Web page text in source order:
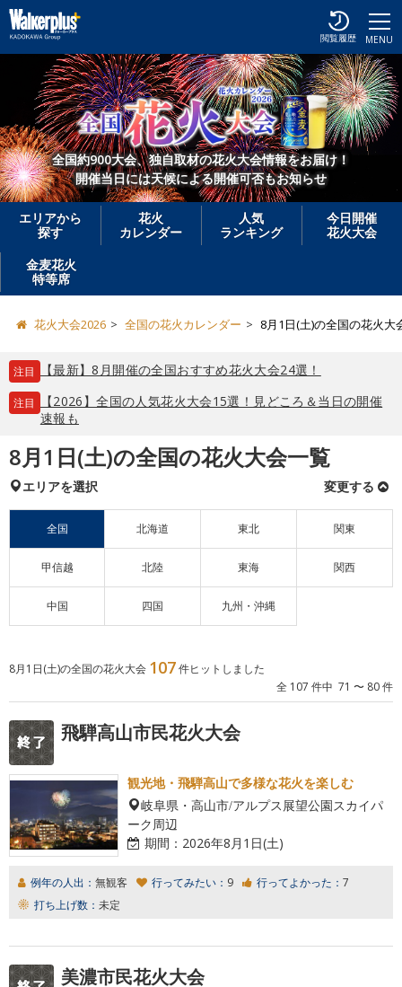
MENU
閲覧履歴
全国約900大会、独自取材の花火大会情報をお届け！
開催当日には天候による開催可否もお知らせ
エリアから
探す
花火
カレンダー
人気
ランキング
今日開催
花火大会
金麦花火
特等席
花火大会2026 全国の花火カレンダー 8月1日(土)の全国の花火大
注目 【最新】8月開催の全国おすすめ花火大会24選！
注目
【2026】全国の人気花火大会15選！見どころ＆当日の開催
速報も
8月1日(土)の全国の花火大会一覧
エリアを選択 変更する
全国 北海道 東北 関東
甲信越 北陸 東海 関西
中国 四国 九州・沖縄
8月1日(土)の全国の花火大会 107件ヒットしました
全 107 件中 71 〜 80 件
飛騨高山市民花火大会
観光地・飛騨高山で多様な花火を楽しむ
岐阜県・高山市/アルプス展望公園スカイパ
ーク周辺
期間： 2026年8月1日(土)
例年の人出： 無観客 行ってみたい： 9 行ってよかった： 7
打ち上げ数： 未定
美濃市民花火大会